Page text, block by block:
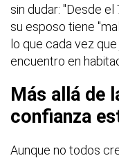
sin dudar: "Desde
su esposo tiene
lo que cada vez
encuentro en
Más allá de
confianza
Aunque no todos